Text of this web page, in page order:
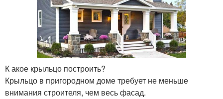
К акое крыльцо построить?
Крыльцо в пригородном доме требует не меньше
внимания строителя, чем весь фасад.